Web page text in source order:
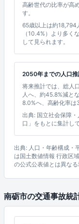
高齢世代の比率が高
す。
65歳以上は約18,794
（10.4%）より多く
して見られます。
2050年までの人口推
将来推計では、総人
人へ、約45.8%減と
8.0%へ、高齢化率は
出典: 国立社会保障
口」をもとに集計し
出典: 人口・年齢構成・
は国土数値情報 行政区
の公式公表値とは異なる
南砺市の交通事故統